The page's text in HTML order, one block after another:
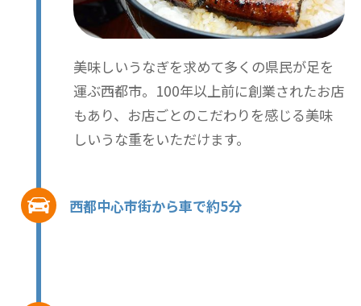
美味しいうなぎを求めて多くの県民が足を
運ぶ西都市。100年以上前に創業されたお店
もあり、お店ごとのこだわりを感じる美味
しいうな重をいただけます。
西都中心市街から車で約5分